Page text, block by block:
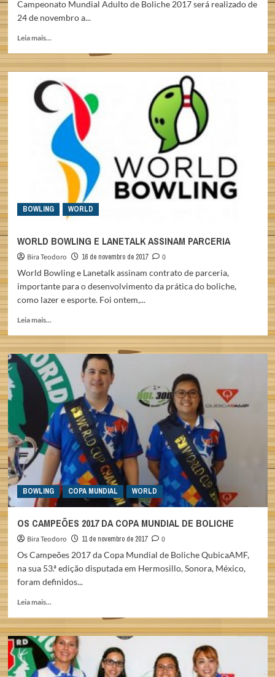
Campeonato Mundial Adulto de Boliche 2017 será realizado de
24 de novembro a...
Leia mais...
12
BRASILEIROS
MUNDIAL
BOLICHE
EM
LAS
VEGAS
BOWLING WORLD
WORLD BOWLING E LANETALK ASSINAM PARCERIA
Bira Teodoro 16 de novembro de 2017
0
World Bowling e Lanetalk assinam contrato de parceria,
importante para o desenvolvimento da prática do boliche,
como lazer e esporte. Foi ontem,...
Leia mais...
about
WORLD
BOWLING
E
LANETALK
ASSINAM
PARCERIA
BOWLING COPA MUNDIAL WORLD
OS CAMPEÕES 2017 DA COPA MUNDIAL DE BOLICHE
Bira Teodoro 11 de novembro de 2017
0
Os Campeões 2017 da Copa Mundial de Boliche QubicaAMF,
na sua 53.ª edição disputada em Hermosillo, Sonora, México,
foram definidos...
Leia mais...
about
OS
CAMPEÕES
2017
DA